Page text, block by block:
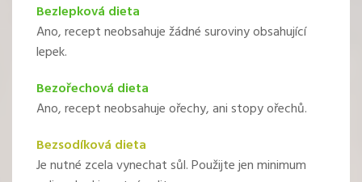
Bezlepková dieta
Ano, recept neobsahuje žádné suroviny obsahující
lepek.
Bezořechová dieta
Ano, recept neobsahuje ořechy, ani stopy ořechů.
Bezsodíková dieta
Je nutné zcela vynechat sůl. Použijte jen minimum